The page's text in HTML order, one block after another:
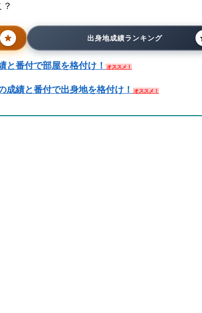
出身地成績ランキング
と番付で部屋を格付け！ オススメ！
績と番付で出身地を格付け！ オススメ！